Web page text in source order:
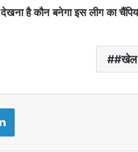
है कौन बनेगा इस लीग का
#खेल
LinkedIn